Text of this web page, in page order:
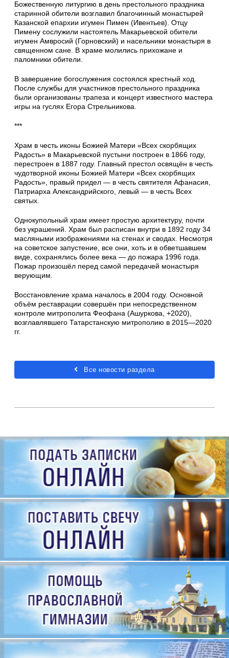
Божественную литургию в день престольного праздника
старинной обители возглавил благочинный монастырей
Казанской епархии игумен Пимен (Ивентьев). Отцу
Пимену сослужили настоятель Макарьевской обители
игумен Амвросий (Горновский) и насельники монастыря в
священном сане. В храме молились прихожане и
паломники обители.
В завершение богослужения состоялся крестный ход.
После службы для участников престольного праздника
были организованы трапеза и концерт известного мастера
игры на гуслях Егора Стрельникова.
***
Храм в честь иконы Божией Матери «Всех скорбящих
Радость» в Макарьевской пустыни построен в 1866 году,
перестроен в 1887 году. Главный престол освящён в честь
чудотворной иконы Божией Матери «Всех скорбящих
Радость», правый придел — в честь святителя Афанасия,
Патриарха Александрийского, левый — в честь Всех
святых.
Однокупольный храм имеет простую архитектуру, почти
без украшений. Храм был расписан внутри в 1892 году 34
масляными изображениями на стенах и сводах. Несмотря
на советское запустение, все они, хоть и в обветшавшем
виде, сохранялись более века — до пожара 1996 года.
Пожар произошёл перед самой передачей монастыря
верующим.
Восстановление храма началось в 2004 году. Основной
объём реставрации совершён при непосредственном
контроле митрополита Феофана (Ашуркова, +2020),
возглавлявшего Татарстанскую митрополию в 2015—2020
гг.
Все новости раздела